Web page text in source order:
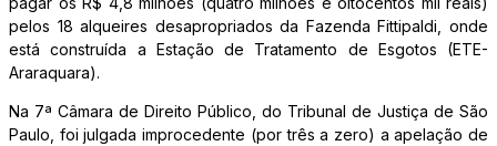
pelos 18 alqueires desapropriados da Fazenda Fittipaldi, onde
está construída a Estação de Tratamento de Esgotos (ETE-
Araraquara).
Na 7ª Câmara de Direito Público, do Tribunal de Justiça de São
Paulo, foi julgada improcedente (por três a zero) a apelação de